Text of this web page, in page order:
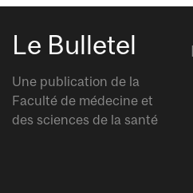
Le Bulletel
Une publication de la
Faculté de médecine et
des sciences de la santé